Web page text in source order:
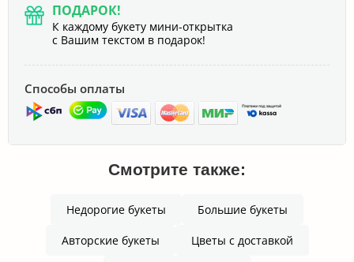
ПОДАРОК!
К каждому букету мини-открытка
с Вашим текстом в подарок!
Способы оплаты
Смотрите также:
Недорогие букеты Большие букеты
Авторские букеты Цветы с доставкой